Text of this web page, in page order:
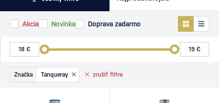
Akcia Novinka Doprava zadarmo
zrušiť filtre
Značka Tanqueray